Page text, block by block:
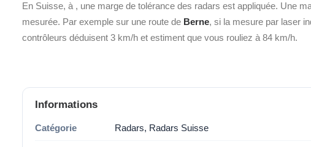
En Suisse, à , une marge de tolérance des radars est appliquée. Une
mesurée. Par exemple sur une route de Berne, si la mesure par laser
contrôleurs déduisent 3 km/h et estiment que vous rouliez à 84 km/h.
Informations
Catégorie Radars, Radars Suisse